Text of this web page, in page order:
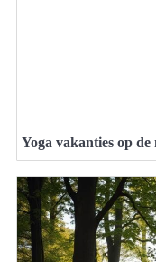
Yoga vakanties op de